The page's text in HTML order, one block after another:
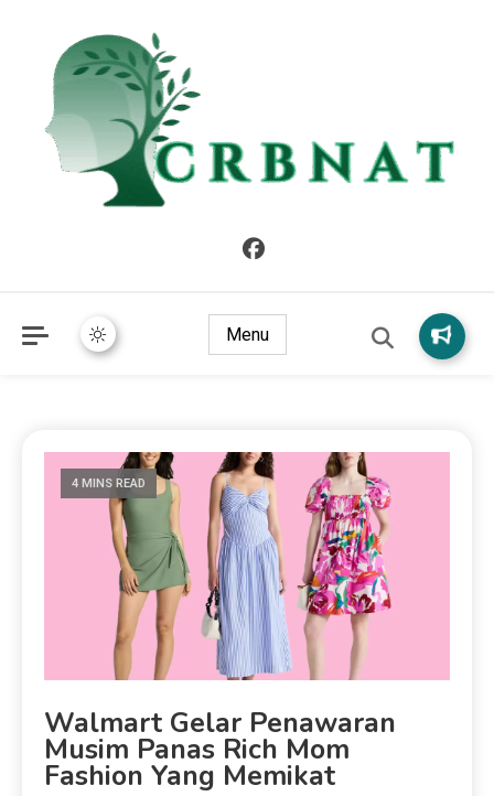
Menu
4 MINS READ
Walmart Gelar Penawaran
Musim Panas Rich Mom
Fashion Yang Memikat